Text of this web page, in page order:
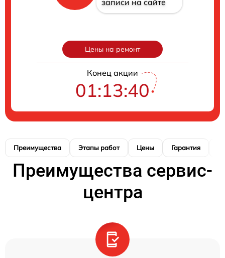
записи на сайте
Цены на ремонт
Конец акции
01:13:40
Преимущества Этапы работ Цены Гарантия
Преимущества сервис-
центра